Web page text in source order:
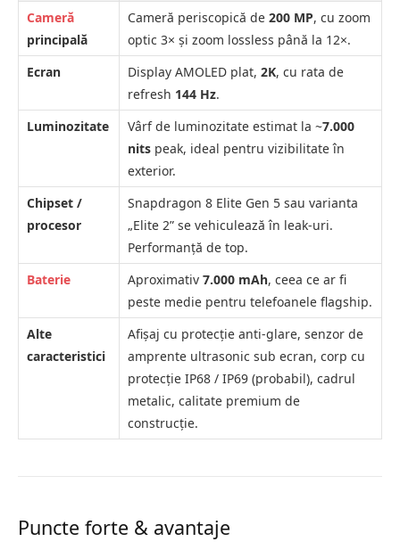
Cameră
principală
Cameră periscopică de 200 MP, cu zoom
optic 3× şi zoom lossless până la 12×.
Ecran
Display AMOLED plat, 2K, cu rata de
refresh 144 Hz.
Luminozitate
Vârf de luminozitate estimat la ~7.000
nits peak, ideal pentru vizibilitate în
exterior.
Chipset /
procesor
Snapdragon 8 Elite Gen 5 sau varianta
„Elite 2” se vehiculează în leak-uri.
Performanţă de top.
Baterie
Aproximativ 7.000 mAh, ceea ce ar fi
peste medie pentru telefoanele flagship.
Alte
caracteristici
Afişaj cu protecţie anti-glare, senzor de
amprente ultrasonic sub ecran, corp cu
protecţie IP68 / IP69 (probabil), cadrul
metalic, calitate premium de
construcţie.
Puncte forte & avantaje